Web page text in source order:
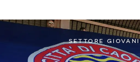
SETTORE